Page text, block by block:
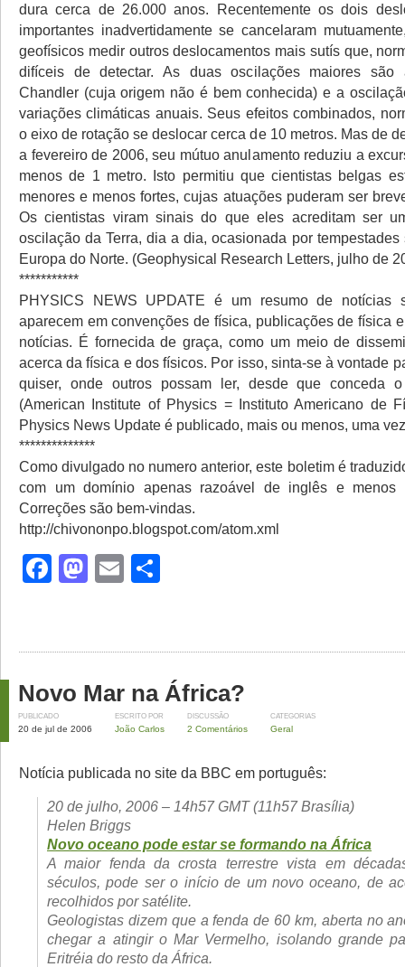
dura cerca de 26.000 anos. Recentemente os dois
importantes inadvertidamente se cancelaram
geofísicos medir outros deslocamentos mais sutís que,
difíceis de detectar. As duas oscilações maiores são
Chandler (cuja origem não é bem conhecida) e a
variações climáticas anuais. Seus efeitos combinados,
o eixo de rotação se deslocar cerca de 10 metros. Mas de
a fevereiro de 2006, seu mútuo anulamento reduziu a
menos de 1 metro. Isto permitiu que cientistas belgas
menores e menos fortes, cujas atuações puderam ser
Os cientistas viram sinais do que eles acreditam ser
oscilação da Terra, dia a dia, ocasionada por
Europa do Norte. (Geophysical Research Letters, julho de
***********
PHYSICS NEWS UPDATE é um resumo de notícias
aparecem em convenções de física, publicações de física
notícias. É fornecida de graça, como um meio de
acerca da física e dos físicos. Por isso, sinta-se à vontade
quiser, onde outros possam ler, desde que conceda
(American Institute of Physics = Instituto Americano de
Physics News Update é publicado, mais ou menos, uma
**************
Como divulgado no numero anterior, este boletim é
com um domínio apenas razoável de inglês e menos
Correções são bem-vindas.
http://chivononpo.blogspot.com/atom.xml
Facebook
Mastodon
Email
Novo Mar na África?
PUBLICADO
20 de jul de 2006
ESCRITO POR
João Carlos
DISCUSSÃO
2 Comentários
CATEGORIAS
Geral
Notícia publicada no site da BBC em português:
20 de julho, 2006 – 14h57 GMT (11h57 Brasília)
Helen Briggs
Novo oceano pode estar se formando na África
A maior fenda da crosta terrestre vista em
séculos, pode ser o início de um novo oceano, de
recolhidos por satélite.
Geologistas dizem que a fenda de 60 km, aberta no
chegar a atingir o Mar Vermelho, isolando grande
Eritréia do resto da África.